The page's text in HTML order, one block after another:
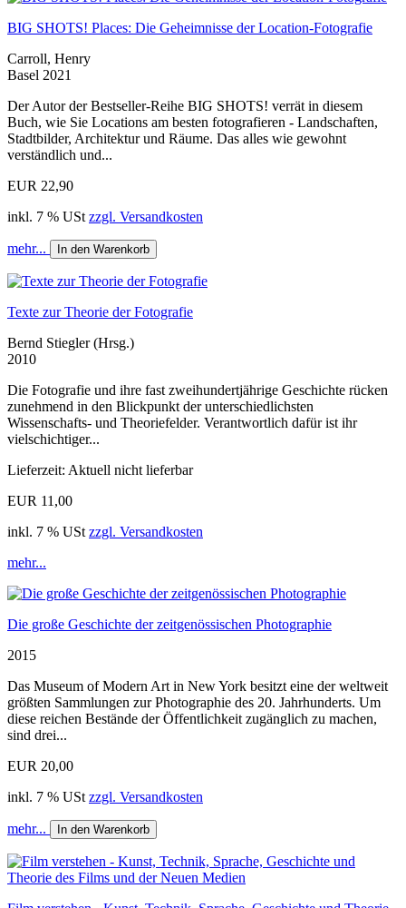
BIG SHOTS! Places: Die Geheimnisse der Location-Fotografie
Carroll, Henry
Basel 2021
Der Autor der Bestseller-Reihe BIG SHOTS! verrät in diesem
Buch, wie Sie Locations am besten fotografieren - Landschaften,
Stadtbilder, Architektur und Räume. Das alles wie gewohnt
verständlich und...
EUR 22,90
inkl. 7 % USt zzgl. Versandkosten
mehr... In den Warenkorb
Texte zur Theorie der Fotografie
Bernd Stiegler (Hrsg.)
2010
Die Fotografie und ihre fast zweihundertjährige Geschichte rücken
zunehmend in den Blickpunkt der unterschiedlichsten
Wissenschafts- und Theoriefelder. Verantwortlich dafür ist ihr
vielschichtiger...
Lieferzeit: Aktuell nicht lieferbar
EUR 11,00
inkl. 7 % USt zzgl. Versandkosten
mehr...
Die große Geschichte der zeitgenössischen Photographie
2015
Das Museum of Modern Art in New York besitzt eine der weltweit
größten Sammlungen zur Photographie des 20. Jahrhunderts. Um
diese reichen Bestände der Öffentlichkeit zugänglich zu machen,
sind drei...
EUR 20,00
inkl. 7 % USt zzgl. Versandkosten
mehr... In den Warenkorb